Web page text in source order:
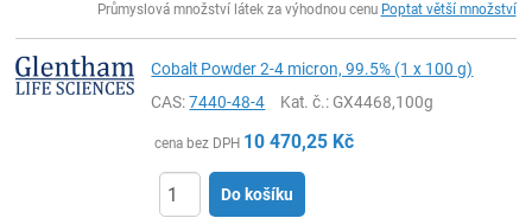
Průmyslová množství látek za výhodnou cenu Poptat větší množství
Cobalt Powder 2-4 micron, 99.5% (1 x 100 g)
CAS:7440-48-4 Kat. č.: GX4468,100g
cena bez DPH 10 470,25 Kč
Do košíku